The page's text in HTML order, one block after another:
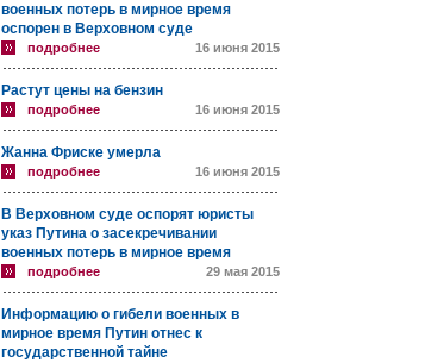
военных потерь в мирное время
оспорен в Верховном суде
подробнее 16 июня 2015
Растут цены на бензин
подробнее 16 июня 2015
Жанна Фриске умерла
подробнее 16 июня 2015
В Верховном суде оспорят юристы
указ Путина о засекречивании
военных потерь в мирное время
подробнее 29 мая 2015
Информацию о гибели военных в
мирное время Путин отнес к
государственной тайне